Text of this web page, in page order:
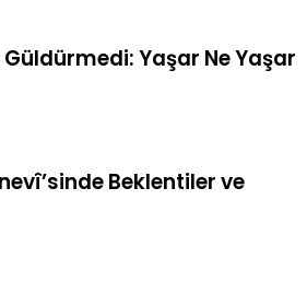
Güldürmedi: Yaşar Ne Yaşar
Beklentiler ve